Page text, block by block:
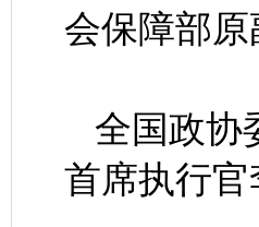
会保障部
全国政协
首席执行官